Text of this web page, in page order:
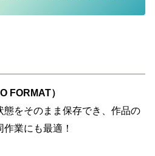
FORMAT）
をそのまま保存でき、作品の
業にも最適！